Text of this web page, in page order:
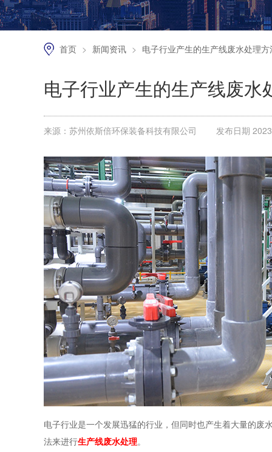
首页 > 新闻资讯 > 电子行业产生的生产线废水处理方
电子行业产生的生产线废水
来源：苏州依斯倍环保装备科技有限公司 发布日期
电子行业是一个发展迅猛的行业，但同时也产生着大量的
法来进行生产线废水处理。